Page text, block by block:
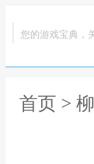
您的游戏宝典，
首页 >